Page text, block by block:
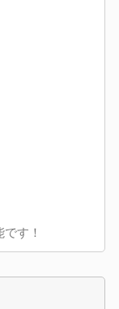
す！